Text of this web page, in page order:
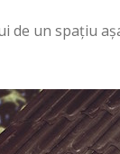
un spațiu